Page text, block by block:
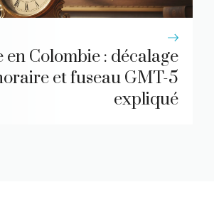
en Colombie : décalage
et fuseau GMT-5
expliqué